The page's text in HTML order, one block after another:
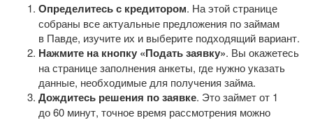
Определитесь с кредитором. На этой странице
собраны все актуальные предложения по займам
в Павде, изучите их и выберите подходящий вариант.
Нажмите на кнопку «Подать заявку». Вы окажетесь
на странице заполнения анкеты, где нужно указать
данные, необходимые для получения займа.
Дождитесь решения по заявке. Это займет от 1
до 60 минут, точное время рассмотрения можно